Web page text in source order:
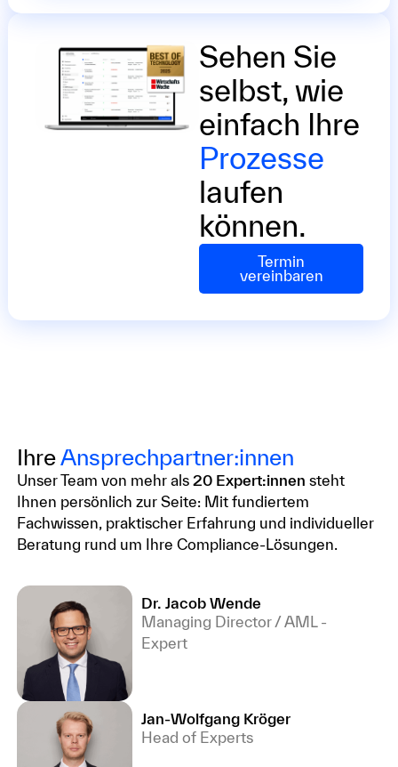
Sehen Sie
selbst, wie
einfach Ihre
Prozesse
laufen
können.
Termin
vereinbaren
Ihre Ansprechpartner:innen
Unser Team von mehr als 20 Expert:innen steht
Ihnen persönlich zur Seite: Mit fundiertem
Fachwissen, praktischer Erfahrung und individueller
Beratung rund um Ihre Compliance-Lösungen.
Dr. Jacob Wende
Managing Director / AML -
Expert
Jan-Wolfgang Kröger
Head of Experts